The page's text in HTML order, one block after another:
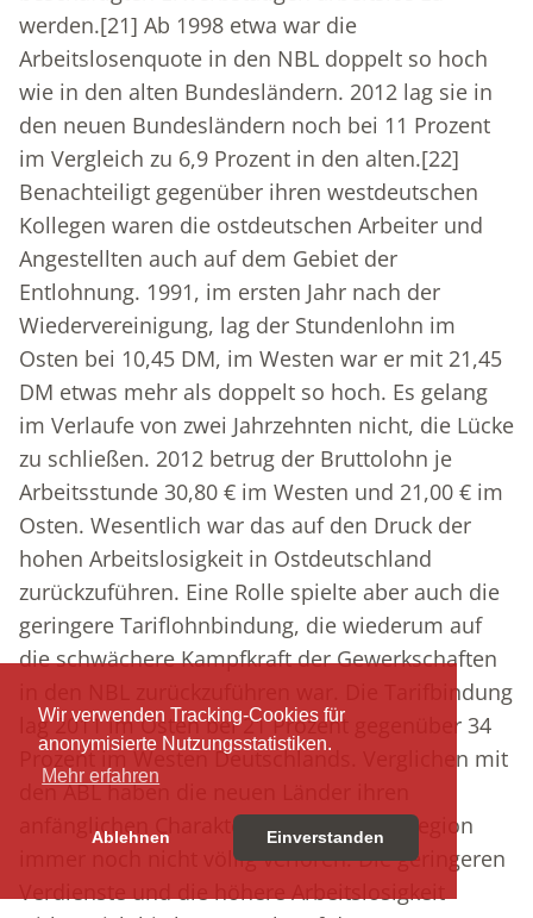
Wir verwenden Tracking-Cookies für
anonymisierte Nutzungsstatistiken.
Mehr erfahren
Ablehnen Einverstanden
werden.[21] Ab 1998 etwa war die
Arbeitslosenquote in den NBL doppelt so hoch
wie in den alten Bundesländern. 2012 lag sie in
den neuen Bundesländern noch bei 11 Prozent
im Vergleich zu 6,9 Prozent in den alten.[22]
Benachteiligt gegenüber ihren westdeutschen
Kollegen waren die ostdeutschen Arbeiter und
Angestellten auch auf dem Gebiet der
Entlohnung. 1991, im ersten Jahr nach der
Wiedervereinigung, lag der Stundenlohn im
Osten bei 10,45 DM, im Westen war er mit 21,45
DM etwas mehr als doppelt so hoch. Es gelang
im Verlaufe von zwei Jahrzehnten nicht, die Lücke
zu schließen. 2012 betrug der Bruttolohn je
Arbeitsstunde 30,80 € im Westen und 21,00 € im
Osten. Wesentlich war das auf den Druck der
hohen Arbeitslosigkeit in Ostdeutschland
zurückzuführen. Eine Rolle spielte aber auch die
geringere Tariflohnbindung, die wiederum auf
die schwächere Kampfkraft der Gewerkschaften
in den NBL zurückzuführen war. Die Tarifbindung
lag 2011 im Osten bei 21 Prozent gegenüber 34
Prozent im Westen Deutschlands. Verglichen mit
den ABL haben die neuen Länder ihren
anfänglichen Charakter einer Billiglohnregion
immer noch nicht völlig verloren. Die geringeren
Verdienste und die höhere Arbeitslosigkeit